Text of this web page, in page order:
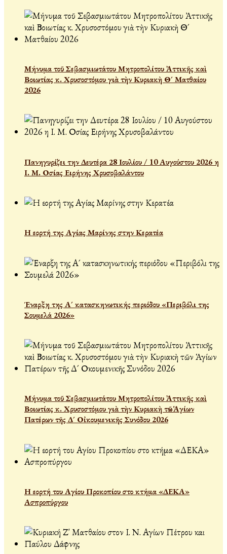
Μήνυμα τοῦ Σεβασμιωτάτου Μητροπολίτου Ἀττικῆς καὶ
Βοιωτίας κ. Χρυσοστόμου γιὰ τὴν Κυριακὴ Θ´ Ματθαίου
2026
Πανηγυρίζει την Δευτέρα 28 Ιουλίου / 10 Αυγούστου 2026 η
Ι. Μ. Οσίας Ειρήνης Χρυσοβαλάντου
Η εορτή της Αγίας Μαρίνης στην Κερατέα
Έναρξη της Α´ κατασκηνωτικής περιόδου «Περιβόλι της
Σουμελά 2026»
Μήνυμα τοῦ Σεβασμιωτάτου Μητροπολίτου Ἀττικῆς καὶ
Βοιωτίας κ. Χρυσοστόμου γιὰ τὴν Κυριακὴ τῶν Ἁγίων
Πατέρων τῆς Δ´ Οἰκουμενικῆς Συνόδου 2026
Η εορτή του Αγίου Προκοπίου στο κτήμα «ΔΕΚΑ»
Ασπροπύργου